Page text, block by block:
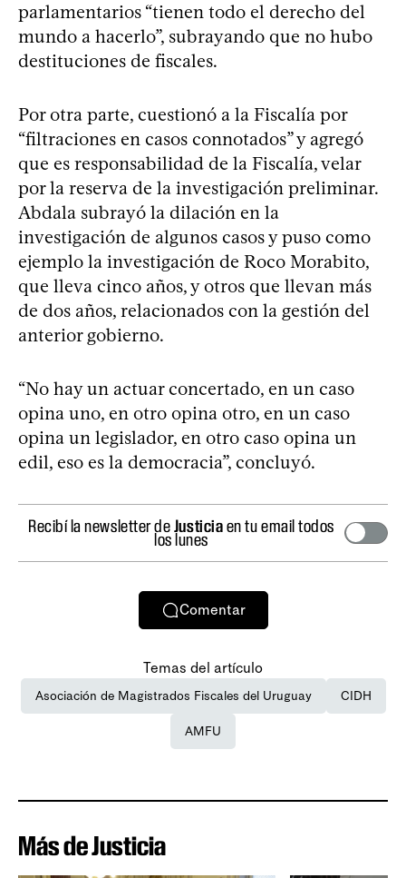
parlamentarios “tienen todo el derecho del
mundo a hacerlo”, subrayando que no hubo
destituciones de fiscales.
Por otra parte, cuestionó a la Fiscalía por
“filtraciones en casos connotados” y agregó
que es responsabilidad de la Fiscalía, velar
por la reserva de la investigación preliminar.
Abdala subrayó la dilación en la
investigación de algunos casos y puso como
ejemplo la investigación de Roco Morabito,
que lleva cinco años, y otros que llevan más
de dos años, relacionados con la gestión del
anterior gobierno.
“No hay un actuar concertado, en un caso
opina uno, en otro opina otro, en un caso
opina un legislador, en otro caso opina un
edil, eso es la democracia”, concluyó.
Recibí la newsletter deJusticiaen tu email todos
los lunes
Comentar
Temas del artículo
Asociación de Magistrados Fiscales del Uruguay CIDH
AMFU
Más de Justicia